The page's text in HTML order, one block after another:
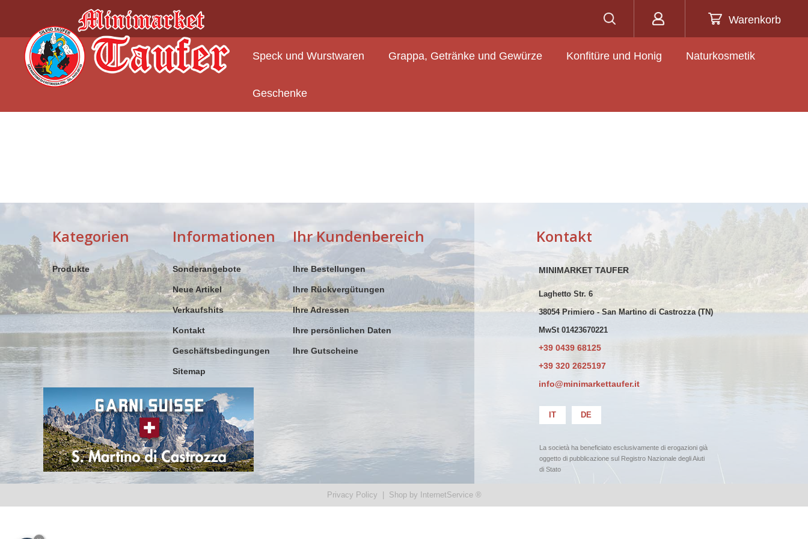
Deutsch
Warenkorb
Speck und Wurstwaren Grappa, Getränke und Gewürze Konfitüre und Honig Naturkosmetik
Geschenke
Kategorien
Produkte
Informationen
Sonderangebote
Neue Artikel
Verkaufshits
Kontakt
Geschäftsbedingungen
Sitemap
Ihr Kundenbereich
Ihre Bestellungen
Ihre Rückvergütungen
Ihre Adressen
Ihre persönlichen Daten
Ihre Gutscheine
Kontakt
MINIMARKET TAUFER
Laghetto Str. 6
38054 Primiero - San Martino di Castrozza (TN)
MwSt 01423670221
+39 0439 68125
+39 320 2625197
info@minimarkettaufer.it
IT DE
La società ha beneficiato esclusivamente di erogazioni già
oggetto di pubblicazione sul Registro Nazionale degli Aiuti
di Stato
Privacy Policy | Shop by InternetService ®